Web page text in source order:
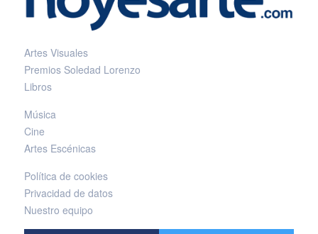
Artes Visuales
Premios Soledad Lorenzo
Libros
Música
Cine
Artes Escénicas
Política de cookies
Privacidad de datos
Nuestro equipo